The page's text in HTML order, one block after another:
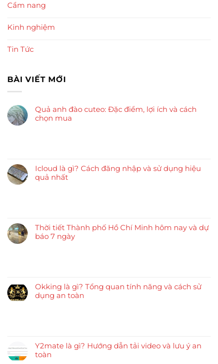
Cẩm nang
Kinh nghiệm
Tin Tức
BÀI VIẾT MỚI
Quả anh đào cuteo: Đặc điểm, lợi ích và cách
chọn mua
Icloud là gì? Cách đăng nhập và sử dụng hiệu
quả nhất
Thời tiết Thành phố Hồ Chí Minh hôm nay và dự
báo 7 ngày
Okking là gì? Tổng quan tính năng và cách sử
dụng an toàn
Y2mate là gì? Hướng dẫn tải video và lưu ý an
toàn